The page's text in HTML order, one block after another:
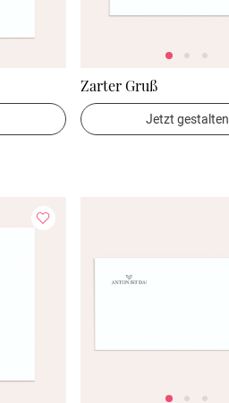
Zarter Gruß
Jetzt gestalten